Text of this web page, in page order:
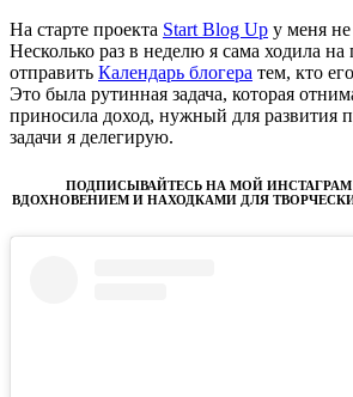
На старте проекта Start Blog Up у меня
Несколько раз в неделю я сама ходила на
отправить Календарь блогера тем, кто
Это была рутинная задача, которая
приносила доход, нужный для развития
задачи я делегирую.
ПОДПИСЫВАЙТЕСЬ НА МОЙ
ВДОХНОВЕНИЕМ И НАХОДКАМИ ДЛЯ